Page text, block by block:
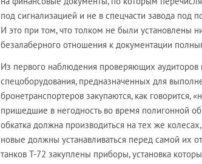
под сигнализацией и не в спецчасти завода под
И это при том, что толком не были установлены
безалаберного отношения к документации
Из первого наблюдения проверяющих аудиторов
спецоборудования, предназначенных для
бронетранспортеров закупаются, как говорится,
пришедшие в негодность во время полигонной
обкатка должна производиться на тех же
новые должны устанавливаться перед самой их
танков Т-72 закуплены приборы, установка